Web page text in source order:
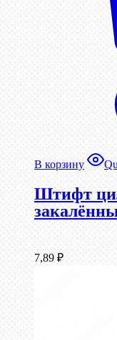
В корзину
Штифт
7,89 ₽